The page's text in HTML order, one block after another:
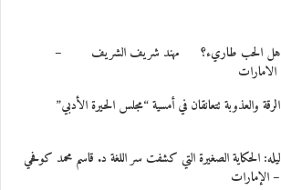
هل الحب طاريء؟ مهند شريف الشريف –
الامارات
الرقة والعذوبة تتعانقان في أمسية “مجلس الحيرة الأدبي”
ليله: الحكاية الصغيرة التي كشفت سر اللغة د. قاسم محمد كوفحي
– الإمارات